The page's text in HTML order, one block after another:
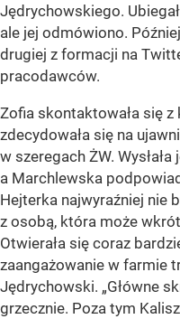
Jędrychowskiego.
ale jej odmówiono.
drugiej z formacji na
pracodawców.
Zofia skontaktowała się
zdecydowała się na
w szeregach ŻW.
a Marchlewska
Hejterka najwyraźniej nie
z osobą, która może
Otwierała się coraz
zaangażowanie w farmie
Jędrychowski. „Główne
grzecznie. Poza tym